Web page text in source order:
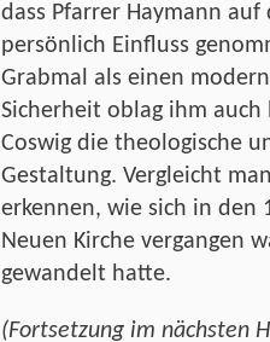
dass Pfarrer Haymann
persönlich Einfluss
Grabmal als einen
Sicherheit oblag ihm
Coswig die theologische
Gestaltung. Vergleicht
erkennen, wie sich in den
Neuen Kirche vergangen
gewandelt hatte.
(Fortsetzung im nächsten